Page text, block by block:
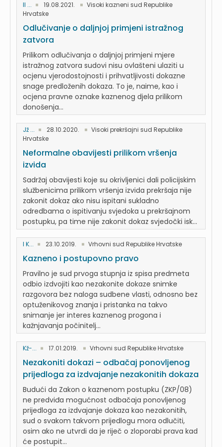
II ... 19.08.2021.
Visoki kazneni sud Republike
Hrvatske
Odlučivanje o daljnjoj primjeni istražnog
zatvora
Prilikom odlučivanja o daljnjoj primjeni mjere
istražnog zatvora sudovi nisu ovlašteni ulaziti u
ocjenu vjerodostojnosti i prihvatljivosti dokazne
snage predloženih dokaza. To je, naime, kao i
ocjena pravne oznake kaznenog djela prilikom
donošenja...
Jž ... 28.10.2020.
Visoki prekršajni sud Republike
Hrvatske
Neformalne obavijesti prilikom vršenja
izvida
Sadržaj obavijesti koje su okrivljenici dali policijskim
službenicima prilikom vršenja izvida prekršaja nije
zakonit dokaz ako nisu ispitani sukladno
odredbama o ispitivanju svjedoka u prekršajnom
postupku, pa time nije zakonit dokaz svjedočki isk...
I K... 23.10.2019. Vrhovni sud Republike Hrvatske
Kazneno i postupovno pravo
Pravilno je sud prvoga stupnja iz spisa predmeta
odbio izdvojiti kao nezakonite dokaze snimke
razgovora bez naloga sudbene vlasti, odnosno bez
optuženikovog znanja i pristanka na takvo
snimanje jer interes kaznenog progona i
kažnjavanja počinitelj...
Kž-... 17.01.2019. Vrhovni sud Republike Hrvatske
Nezakoniti dokazi – odbačaj ponovljenog
prijedloga za izdvajanje nezakonitih dokaza
Budući da Zakon o kaznenom postupku (ZKP/08)
ne predviđa mogućnost odbačaja ponovljenog
prijedloga za izdvajanje dokaza kao nezakonitih,
sud o svakom takvom prijedlogu mora odlučiti,
osim ako ne utvrdi da je riječ o zloporabi prava kad
će postupit...